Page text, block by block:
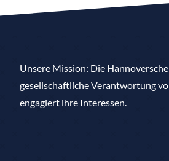
Unsere Mission: Die
gesellschaftliche Verantwortung
engagiert ihre Interessen.